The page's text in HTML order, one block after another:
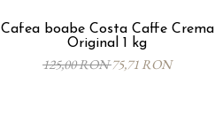
Cafea boabe Costa Caffe Crema
Original 1 kg
125,00 RON75,71 RON